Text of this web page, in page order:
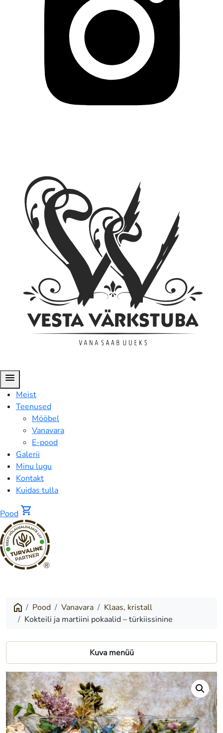
menu
Meist
Teenused
Mööbel
Vanavara
E-pood
Galerii
Minu lugu
Kontakt
Kuidas tulla
Pood shopping_cart
®
martiini
pokaalid
–
türkiissinine
Pood Vanavara
Klaas, kristall
Kokteili ja martiini pokaalid – türkiissinine
Kuva menüü